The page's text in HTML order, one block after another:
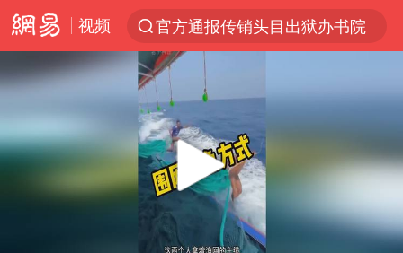
视频
官方通报传销头目出狱办书院
服务提质，内需扩容有保障
普京宣布多项人事调整
美股收盘：道指再创历史新高
22岁女生南太行山失联已十天
人贩子“梅姨”真名谢家梅
宝妈回应打疫苗护士被指不专业